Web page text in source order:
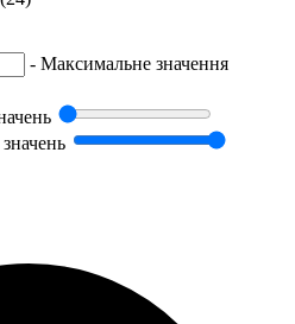
- Максимальне значення